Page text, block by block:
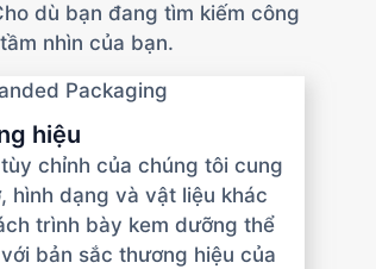
dù bạn đang tìm kiếm công
nhìn của bạn.
hiệu
chỉnh của chúng tôi cung
hình dạng và vật liệu khác
trình bày kem dưỡng thể
bản sắc thương hiệu của